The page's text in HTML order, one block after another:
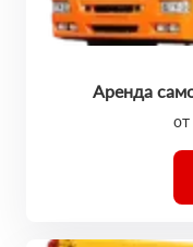
Аренда